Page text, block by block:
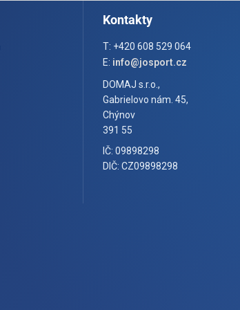
Kontakty
T: +420 608 529 064
E: info@josport.cz
DOMAJ s.r.o.,
Gabrielovo nám. 45,
Chýnov
391 55
IČ: 09898298
DIČ: CZ09898298